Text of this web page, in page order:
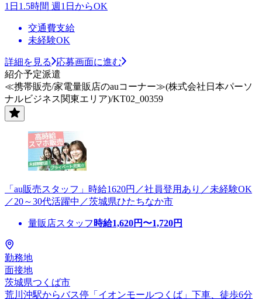
1日1.5時間 週1日からOK
交通費支給
未経験OK
詳細を見る
応募画面に進む
紹介予定派遣
≪携帯販売/家電量販店のauコーナー≫(株式会社日本パーソ
ナルビジネス関東エリア)/KT02_00359
「au販売スタッフ」時給1620円／社員登用あり／未経験OK
／20～30代活躍中／茨城県ひたちなか市
量販店スタッフ 時給1,620円〜1,720円
勤務地
面接地
茨城県つくば市
荒川沖駅からバス停「イオンモールつくば」下車、徒歩6分